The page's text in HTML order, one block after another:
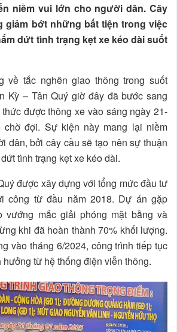
niềm vui lớn cho người dân. Cây
giảm bớt những bất tiện trong việc
dứt tình trạng kẹt xe kéo dài suốt
về tắc nghẽn giao thông trong suốt
Kỳ – Tân Quý giờ đây đã bước sang
được thông xe vào sáng ngày 21-
chờ đợi. Sự kiện này mang lại niềm
dân, bởi cây cầu sẽ tạo nên sự thuận
tình trạng kẹt xe kéo dài.
được xây dựng với tổng mức đầu tư
công từ đầu năm 2018. Dự án gặp
vướng mắc giải phóng mặt bằng và
khi đã hoàn thành 70% khối lượng.
vào tháng 6/2024, công trình tiếp tục
từ hệ thống điện viễn thông.